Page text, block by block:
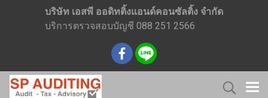
บริษัท เอสพี ออดิทติ้งแอนด์คอนซัลติ้ง จำกัด
บริการตรวจสอบบัญชี 088 251 2566